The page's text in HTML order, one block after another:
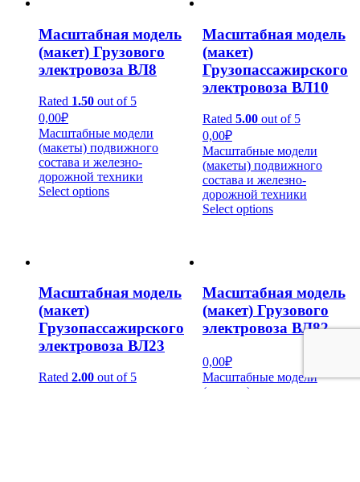
Масштабная модель
(макет) Грузового
электровоза ВЛ8
Rated 1.50 out of 5
0,00₽
Масштабные модели
(макеты) подвижного
состава и железно-
дорожной техники
Select options
Масштабная модель
(макет)
Грузопассажирского
электровоза ВЛ10
Rated 5.00out of 5
0,00₽
Масштабные модели
(макеты) подвижного
состава и железно-
дорожной техники
Select options
Масштабная модель
(макет)
Грузопассажирского
электровоза ВЛ23
Rated 2.00 out of 5
Масштабная модель
(макет) Грузового
электровоза ВЛ82
0,00₽
Масштабные модели
(макеты) подвижного